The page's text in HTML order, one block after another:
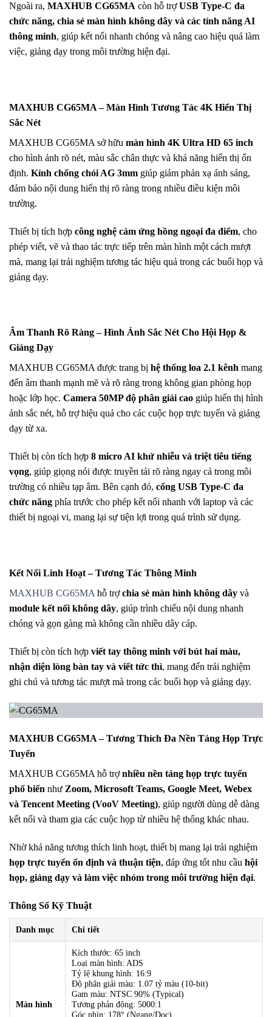
Ngoài ra, MAXHUB CG65MA còn hỗ trợUSB Type-C đa
chức năng, chia sẻ màn hình không dây và các tính năng AI
thông minh, giúp kết nối nhanh chóng và nâng cao hiệu quả làm
việc, giảng dạy trong môi trường hiện đại.
MAXHUB CG65MA – Màn Hình Tương Tác 4K Hiển Thị
Sắc Nét
MAXHUB CG65MA sở hữu màn hình 4K Ultra HD 65 inch
cho hình ảnh rõ nét, màu sắc chân thực và khả năng hiển thị ổn
định. Kính chống chói AG 3mm giúp giảm phản xạ ánh sáng,
đảm bảo nội dung hiển thị rõ ràng trong nhiều điều kiện môi
trường.
Thiết bị tích hợp công nghệ cảm ứng hồng ngoại đa điểm, cho
phép viết, vẽ và thao tác trực tiếp trên màn hình một cách mượt
mà, mang lại trải nghiệm tương tác hiệu quả trong các buổi họp và
giảng dạy.
Âm Thanh Rõ Ràng – Hình Ảnh Sắc Nét Cho Hội Họp &
Giảng Dạy
MAXHUB CG65MA được trang bị hệ thống loa 2.1 kênh mang
đến âm thanh mạnh mẽ và rõ ràng trong không gian phòng họp
hoặc lớp học. Camera 50MP độ phân giải cao giúp hiển thị hình
ảnh sắc nét, hỗ trợ hiệu quả cho các cuộc họp trực tuyến và giảng
dạy từ xa.
Thiết bị còn tích hợp 8 micro AI khử nhiễu và triệt tiêu tiếng
vọng, giúp giọng nói được truyền tải rõ ràng ngay cả trong môi
trường có nhiều tạp âm. Bên cạnh đó, cổng USB Type-C đa
chức năng phía trước cho phép kết nối nhanh với laptop và các
thiết bị ngoại vi, mang lại sự tiện lợi trong quá trình sử dụng.
Kết Nối Linh Hoạt – Tương Tác Thông Minh
MAXHUB CG65MA hỗ trợchia sẻ màn hình không dây và
module kết nối không dây, giúp trình chiếu nội dung nhanh
chóng và gọn gàng mà không cần nhiều dây cáp.
Thiết bị còn tích hợp viết tay thông minh với bút hai màu,
nhận diện lòng bàn tay và viết tức thì, mang đến trải nghiệm
ghi chú và tương tác mượt mà trong các buổi họp và giảng dạy.
MAXHUB CG65MA – Tương Thích Đa Nền Tảng Họp Trực
Tuyến
MAXHUB CG65MA hỗ trợnhiều nền tảng họp trực tuyến
phổ biến như Zoom, Microsoft Teams, Google Meet, Webex
và Tencent Meeting (VooV Meeting), giúp người dùng dễ dàng
kết nối và tham gia các cuộc họp từ nhiều hệ thống khác nhau.
Nhờ khả năng tương thích linh hoạt, thiết bị mang lại trải nghiệm
họp trực tuyến ổn định và thuận tiện, đáp ứng tốt nhu cầu hội
họp, giảng dạy và làm việc nhóm trong môi trường hiện đại.
Thông Số Kỹ Thuật
Danh mục Chi tiết
Màn hình
Kích thước: 65 inch
Loại màn hình: ADS
Tỷ lệ khung hình: 16:9
Độ phân giải màu: 1.07 tỷ màu (10-bit)
Gam màu: NTSC 90% (Typical)
Tương phản động: 5000:1
Góc nhìn: 178° (Ngang/Dọc)